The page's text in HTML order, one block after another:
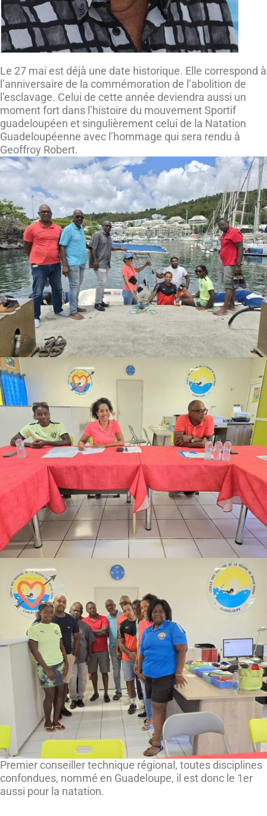
Le 27 mai est déjà une date historique. Elle correspond à
l’anniversaire de la commémoration de l’abolition de
l’esclavage. Celui de cette année deviendra aussi un
moment fort dans l’histoire du mouvement Sportif
guadeloupéen et singulièrement celui de la Natation
Guadeloupéenne avec l’hommage qui sera rendu à
Geoffroy Robert.
Premier conseiller technique régional, toutes disciplines
confondues, nommé en Guadeloupe, il est donc le 1er
aussi pour la natation.